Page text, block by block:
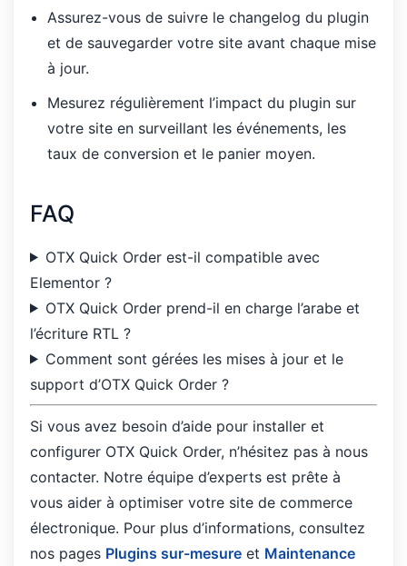
Assurez-vous de suivre le changelog du plugin
et de sauvegarder votre site avant chaque mise
à jour.
Mesurez régulièrement l’impact du plugin sur
votre site en surveillant les événements, les
taux de conversion et le panier moyen.
FAQ
OTX Quick Order est-il compatible avec
Elementor ?
OTX Quick Order prend-il en charge l’arabe et
l’écriture RTL ?
Comment sont gérées les mises à jour et le
support d’OTX Quick Order ?
Si vous avez besoin d’aide pour installer et
configurer OTX Quick Order, n’hésitez pas à nous
contacter. Notre équipe d’experts est prête à
vous aider à optimiser votre site de commerce
électronique. Pour plus d’informations, consultez
nos pages Plugins sur-mesure et Maintenance